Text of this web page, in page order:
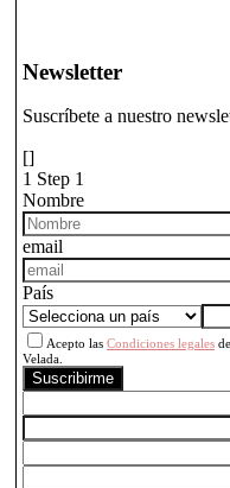
Newsletter
Suscríbete a nuestro
[]
1 Step 1
Nombre
email
País
Acepto las Condiciones legales
Velada.
Suscribirme